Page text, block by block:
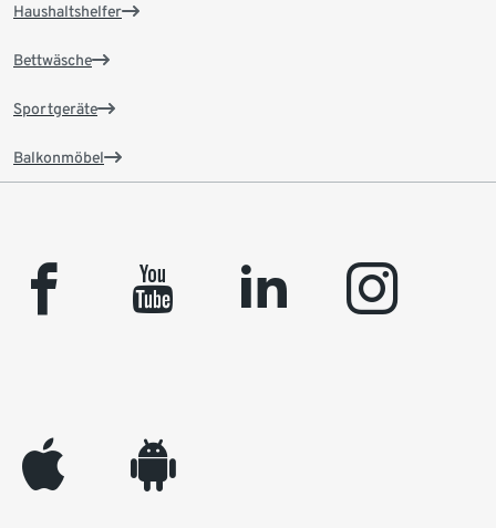
Haushaltshelfer
Bettwäsche
Sportgeräte
Balkonmöbel
facebook youtube linkedin instagram
appleinc android